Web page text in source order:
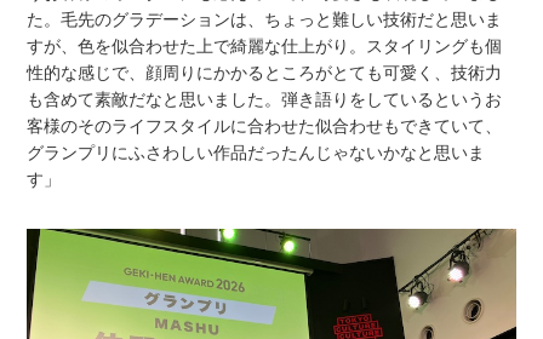
た。毛先のグラデーションは、ちょっと難しい技術だと思いま
すが、色を似合わせた上で綺麗な仕上がり。スタイリングも個
性的な感じで、顔周りにかかるところがとても可愛く、技術力
も含めて素敵だなと思いました。弾き語りをしているというお
客様のそのライフスタイルに合わせた似合わせもできていて、
グランプリにふさわしい作品だったんじゃないかなと思いま
す」